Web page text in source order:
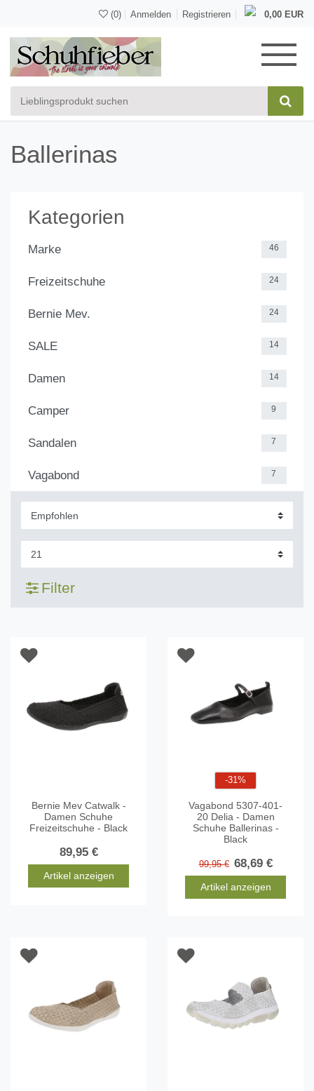
(0) Anmelden Registrieren 0,00 EUR
Ballerinas
Kategorien
Marke 46
Freizeitschuhe 24
Bernie Mev. 24
SALE 14
Damen 14
Camper 9
Sandalen 7
Vagabond 7
Filter
Bernie Mev Catwalk -
Damen Schuhe
Freizeitschuhe - Black
89,95 €
Artikel anzeigen
-31%
Vagabond 5307-401-
20 Delia - Damen
Schuhe Ballerinas -
Black
99,95 € 68,69 €
Artikel anzeigen